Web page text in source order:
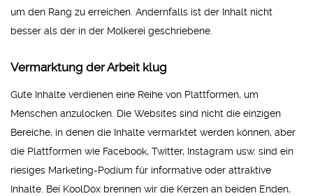
um den Rang zu erreichen. Andernfalls ist der Inhalt nicht
besser als der in der Molkerei geschriebene.
Vermarktung der Arbeit klug
Gute Inhalte verdienen eine Reihe von Plattformen, um
Menschen anzulocken. Die Websites sind nicht die einzigen
Bereiche, in denen die Inhalte vermarktet werden können, aber
die Plattformen wie Facebook, Twitter, Instagram usw. sind ein
riesiges Marketing-Podium für informative oder attraktive
Inhalte. Bei KoolDox brennen wir die Kerzen an beiden Enden,